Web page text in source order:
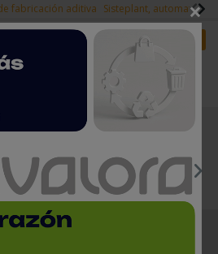
fabricación aditiva Sisteplant,
Login empresas
PREMIUM
y Salones
×